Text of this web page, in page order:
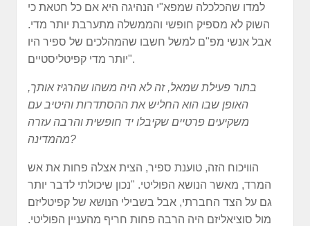
למדו שהכלכלה שמפא"י הנהיגה היא אם כל חטאת כי
השוק לא מספיק חופשי והממשלה מתערבת יותר מדי.
אבל אנשי מפ"ם למשל חשבו שהמהלכים של ספיר היו
יותר מדי קפיטליסטיים".
בתור פעילת שמאל, זה לא היה משהו שהרגיז אותך,
האופן שבו הוא החליש את ההסתדרות והיטיב עם
משקיעים פרטיים שקיבלו יד חופשית והרבה עזרה
מהמדינה?
הוויכוח הזה, טוענת ספיר, הצית אצלה פחות את אש
המרד, מאשר הנושא הפוליטי. "נכון שיכולתי לדבר יותר
גם על הצד החברתי, אבל בשבילי הנושא של קפיטליזם
מול סוציאליזם היה הרבה פחות חריף מהעניין הפוליטי.